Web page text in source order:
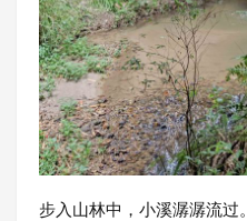
步入山林中，小溪潺潺流过。